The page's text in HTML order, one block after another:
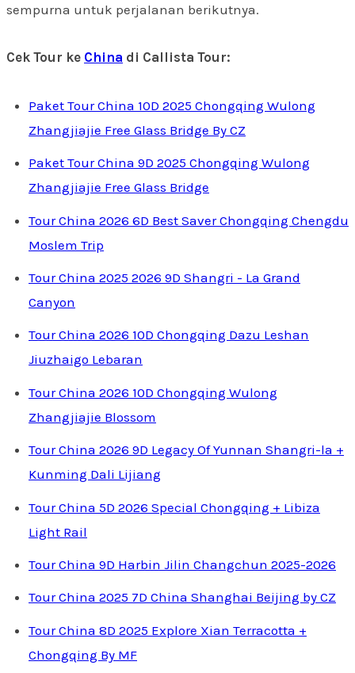
sempurna untuk perjalanan berikutnya.
Cek Tour ke China di Callista Tour:
Paket Tour China 10D 2025 Chongqing Wulong
Zhangjiajie Free Glass Bridge By CZ
Paket Tour China 9D 2025 Chongqing Wulong
Zhangjiajie Free Glass Bridge
Tour China 2026 6D Best Saver Chongqing Chengdu
Moslem Trip
Tour China 2025 2026 9D Shangri - La Grand
Canyon
Tour China 2026 10D Chongqing Dazu Leshan
Jiuzhaigo Lebaran
Tour China 2026 10D Chongqing Wulong
Zhangjiajie Blossom
Tour China 2026 9D Legacy Of Yunnan Shangri-la +
Kunming Dali Lijiang
Tour China 5D 2026 Special Chongqing + Libiza
Light Rail
Tour China 9D Harbin Jilin Changchun 2025-2026
Tour China 2025 7D China Shanghai Beijing by CZ
Tour China 8D 2025 Explore Xian Terracotta +
Chongqing By MF